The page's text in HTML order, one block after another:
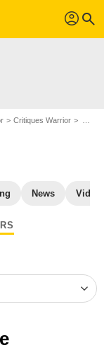
profil search
Critiques Warrior
News